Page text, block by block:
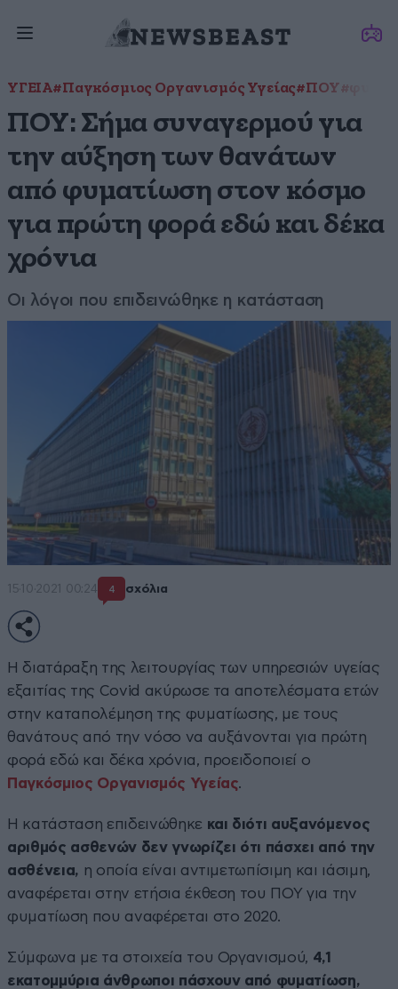
ΥΓΕΙΑ#Παγκόσμιος Οργανισμός Υγείας#ΠΟΥ
ΠΟΥ: Σήμα συναγερμού για
την αύξηση των θανάτων
από φυματίωση στον κόσμο
για πρώτη φορά εδώ και δέκα
χρόνια
Οι λόγοι που επιδεινώθηκε η κατάσταση
15·10·2021 00:24 4 σχόλια
Η διατάραξη της λειτουργίας των υπηρεσιών υγείας
εξαιτίας της Covid ακύρωσε τα αποτελέσματα ετών
στην καταπολέμηση της φυματίωσης, με τους
θανάτους από την νόσο να αυξάνονται για πρώτη
φορά εδώ και δέκα χρόνια, προειδοποιεί ο
Παγκόσμιος Οργανισμός Υγείας.
Η κατάσταση επιδεινώθηκε και διότι αυξανόμενος
αριθμός ασθενών δεν γνωρίζει ότι πάσχει από την
ασθένεια, η οποία είναι αντιμετωπίσιμη και ιάσιμη,
αναφέρεται στην ετήσια έκθεση του ΠΟΥ για την
φυματίωση που αναφέρεται στο 2020.
Σύμφωνα με τα στοιχεία του Οργανισμού, 4,1
εκατομμύρια άνθρωποι πάσχουν από φυματίωση,